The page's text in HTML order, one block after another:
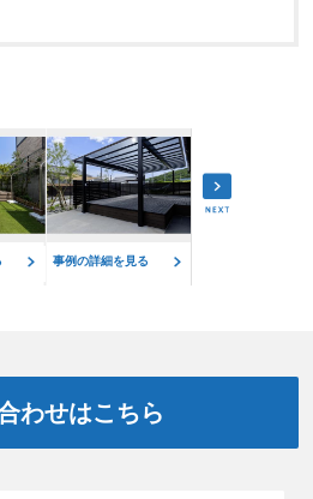
事例の詳細を見る
わせはこちら